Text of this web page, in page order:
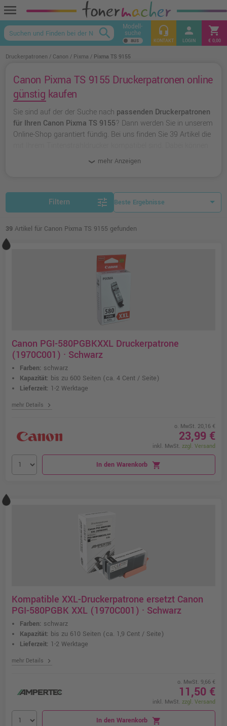
menu
keyboard_arrow_up
search Modell-
suche headset_mic
KONTAKT
person
LOGIN
shopping_cart
€ 0,00
Druckerpatronen Canon Pixma Pixma TS 9155
Canon Pixma TS 9155 Druckerpatronen online
günstig kaufen
Sie sind auf der der Suche nach passenden Druckerpatronen
für Ihren Canon Pixma TS 9155? Dann werden Sie in unserem
Online-Shop garantiert fündig. Bei uns finden Sie 39 Artikel die
originalen Druckerpatronen von Canon
greifen.
mehr Anzeigen
Filtern tune
39 Artikel für Canon Pixma TS 9155 gefunden
Canon PGI-580PGBKXXL Druckerpatrone
(1970C001) · Schwarz
Farben: schwarz
Kapazität: bis zu 600 Seiten (ca. 4 Cent / Seite)
Lieferzeit: 1-2 Werktage
mehr Details chevron_right
o. MwSt. 20,16 €
23,99 €
inkl. MwSt. zzgl. Versand
In den Warenkorb shopping_cart
Kompatible XXL-Druckerpatrone ersetzt Canon
PGI-580PGBK XXL (1970C001) · Schwarz
Farben: schwarz
Kapazität: bis zu 610 Seiten (ca. 1,9 Cent / Seite)
Lieferzeit: 1-2 Werktage
mehr Details chevron_right
o. MwSt. 9,66 €
11,50 €
inkl. MwSt. zzgl. Versand
In den Warenkorb shopping_cart